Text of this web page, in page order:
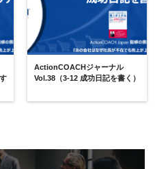
ActionCOACHジャーナル
Vol.38（3-12 成功日記を書く）